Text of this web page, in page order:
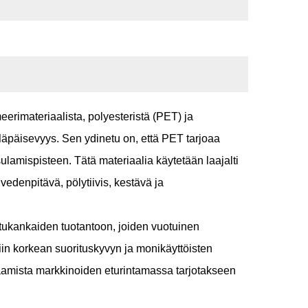
polyesteristä (PET) ja
Sen ydinetu on, että PET tarjoaa
Tätä materiaalia käytetään laajalti
pölytiivis, kestävä ja
tuotantoon, joiden vuotuinen
korkean suorituskyvyn ja monikäyttöisten
markkinoiden eturintamassa tarjotakseen